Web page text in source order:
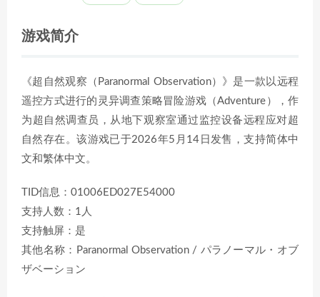
游戏简介
《超自然观察（Paranormal Observation）》是一款以远程
遥控方式进行的灵异调查策略冒险游戏（Adventure），作
为超自然调查员，从地下观察室通过监控设备远程应对超
自然存在。该游戏已于2026年5月14日发售，支持简体中
文和繁体中文。
TID信息：01006ED027E54000
支持人数：1人
支持触屏：是
其他名称：Paranormal Observation / パラノーマル・オブ
ザベーション